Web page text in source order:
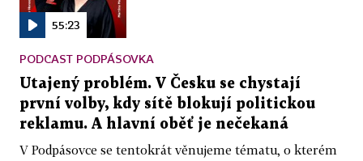
55:23
PODCAST PODPÁSOVKA
Utajený problém. V Česku se chystají
první volby, kdy sítě blokují politickou
reklamu. A hlavní oběť je nečekaná
V Podpásovce se tentokrát věnujeme tématu, o kterém